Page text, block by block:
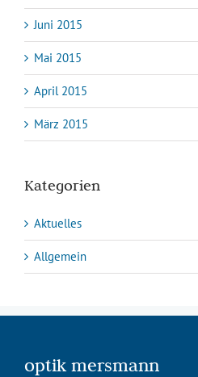
Juni 2015
Mai 2015
April 2015
März 2015
Kategorien
Aktuelles
Allgemein
optik mersmann